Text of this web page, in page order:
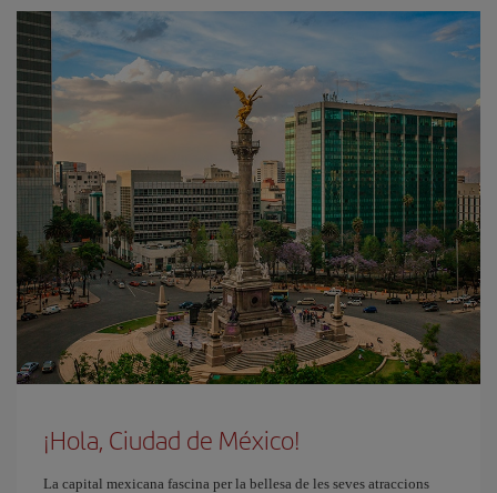
¡Hola, Ciudad de México!
La capital mexicana fascina per la bellesa de les seves atraccions